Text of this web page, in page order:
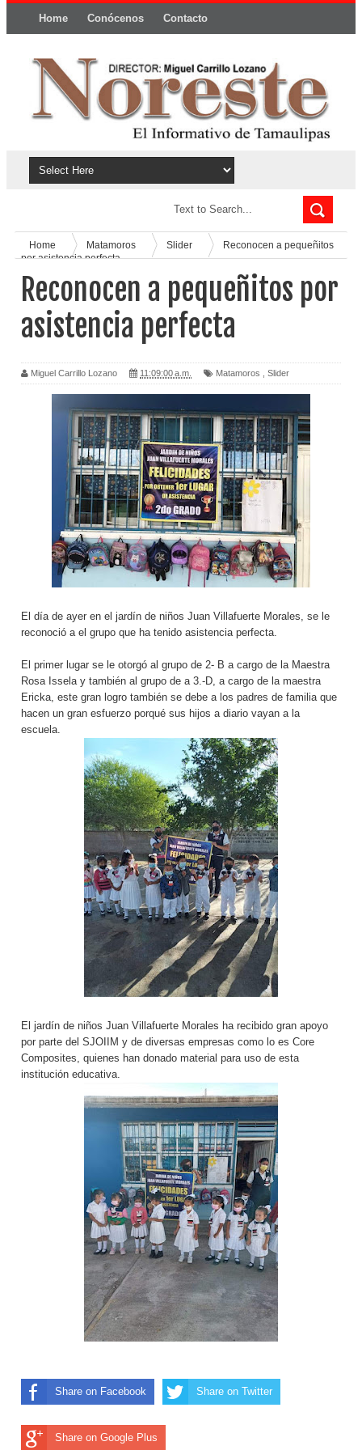
Home Conócenos Contacto
Home Matamoros Slider
Reconocen a pequeñitos
por asistencia perfecta
Reconocen a pequeñitos por
asistencia perfecta
Miguel Carrillo Lozano 11:09:00 a.m. Matamoros Slider
El día de ayer en el jardín de niños Juan Villafuerte Morales, se le
reconoció a el grupo que ha tenido asistencia perfecta.
El primer lugar se le otorgó al grupo de 2- B a cargo de la Maestra
Rosa Issela y también al grupo de a 3.-D, a cargo de la maestra
Ericka, este gran logro también se debe a los padres de familia que
hacen un gran esfuerzo porqué sus hijos a diario vayan a la
escuela.
El jardín de niños Juan Villafuerte Morales ha recibido gran apoyo
por parte del SJOIIM y de diversas empresas como lo es Core
Composites, quienes han donado material para uso de esta
institución educativa.
Share on Facebook Share on Twitter
Share on Google Plus